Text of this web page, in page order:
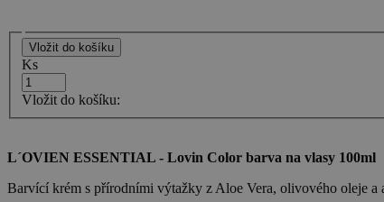
Ks
Vložit do košíku:
L´OVIEN ESSENTIAL - Lovin Color barva na vlasy 100ml
Barvící krém s přírodními výtažky z Aloe Vera, olivového oleje